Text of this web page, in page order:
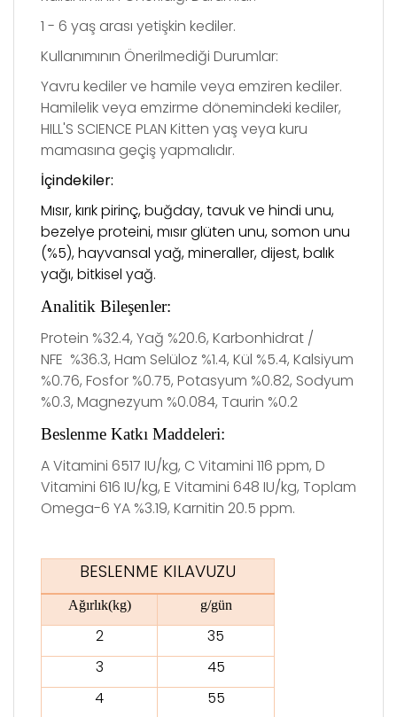
1 - 6 yaş arası yetişkin kediler.
Kullanımının Önerilmediği Durumlar:
Yavru kediler ve hamile veya emziren kediler.
Hamilelik veya emzirme dönemindeki kediler,
HILL'S SCIENCE PLAN Kitten yaş veya kuru
mamasına geçiş yapmalıdır.
İçindekiler:
Mısır, kırık pirinç, buğday, tavuk ve hindi unu,
bezelye proteini, mısır glüten unu, somon unu
(%5), hayvansal yağ, mineraller, dijest, balık
yağı, bitkisel yağ.
Analitik Bileşenler:
Protein %32.4, Yağ %20.6, Karbonhidrat /
NFE %36.3, Ham Selüloz %1.4, Kül %5.4, Kalsiyum
%0.76, Fosfor %0.75, Potasyum %0.82, Sodyum
%0.3, Magnezyum %0.084, Taurin %0.2
Beslenme Katkı Maddeleri:
A Vitamini 6517 IU/kg, C Vitamini 116 ppm, D
Vitamini 616 IU/kg, E Vitamini 648 IU/kg, Toplam
Omega-6 YA %3.19, Karnitin 20.5 ppm.
BESLENME KILAVUZU
Ağırlık(kg) g/gün
2
35
3
45
4
55